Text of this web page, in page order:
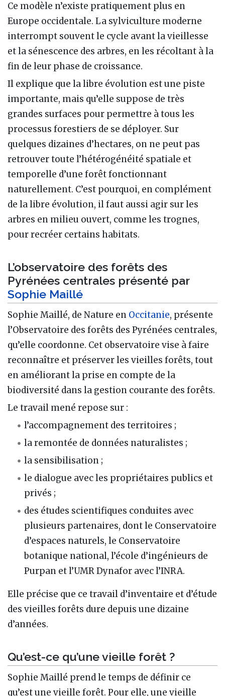
Ce modèle n’existe pratiquement plus en
Europe occidentale. La sylviculture moderne
interrompt souvent le cycle avant la vieillesse
et la sénescence des arbres, en les récoltant à la
fin de leur phase de croissance.
Il explique que la libre évolution est une piste
importante, mais qu’elle suppose de très
grandes surfaces pour permettre à tous les
processus forestiers de se déployer. Sur
quelques dizaines d’hectares, on ne peut pas
retrouver toute l’hétérogénéité spatiale et
temporelle d’une forêt fonctionnant
naturellement. C’est pourquoi, en complément
de la libre évolution, il faut aussi agir sur les
arbres en milieu ouvert, comme les trognes,
pour recréer certains habitats.
L’observatoire des forêts des
Pyrénées centrales présenté par
Sophie Maillé
Sophie Maillé, de Nature en Occitanie, présente
l’Observatoire des forêts des Pyrénées centrales,
qu’elle coordonne. Cet observatoire vise à faire
reconnaître et préserver les vieilles forêts, tout
en améliorant la prise en compte de la
biodiversité dans la gestion courante des forêts.
Le travail mené repose sur :
l’accompagnement des territoires ;
la remontée de données naturalistes ;
la sensibilisation ;
le dialogue avec les propriétaires publics et
privés ;
des études scientifiques conduites avec
plusieurs partenaires, dont le Conservatoire
d’espaces naturels, le Conservatoire
botanique national, l’école d’ingénieurs de
Purpan et l’UMR Dynafor avec l’INRA.
Elle précise que ce travail d’inventaire et d’étude
des vieilles forêts dure depuis une dizaine
d’années.
Qu’est-ce qu’une vieille forêt ?
Sophie Maillé prend le temps de définir ce
qu’est une vieille forêt. Pour elle, une vieille